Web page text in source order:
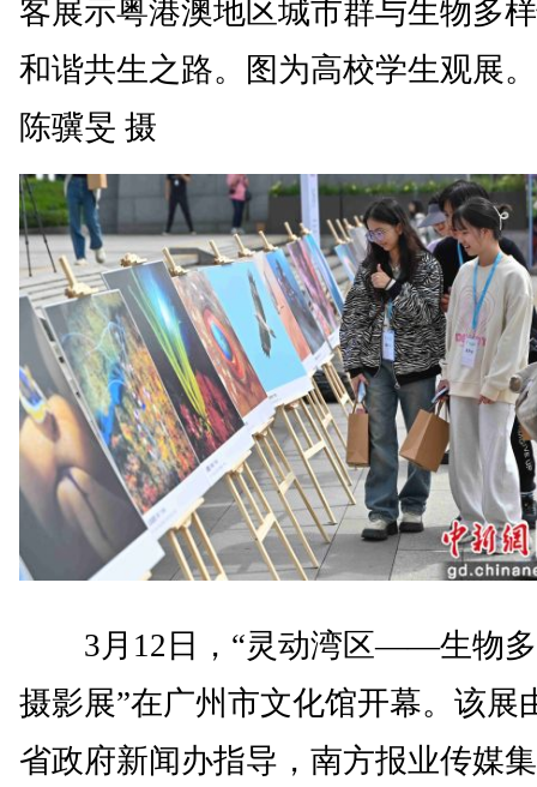
客展示粤港澳地区城市群与生物多
和谐共生之路。图为高校学生观展
陈骥旻 摄
3月12日，“灵动湾区——生物多
摄影展”在广州市文化馆开幕。该展
省政府新闻办指导，南方报业传媒